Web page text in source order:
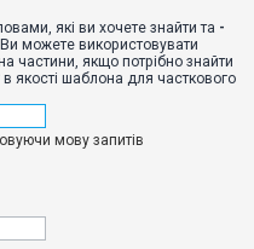
які ви хочете знайти та -
можете використовувати
частини, якщо потрібно знайти
якості шаблона для часткового
мову запитів